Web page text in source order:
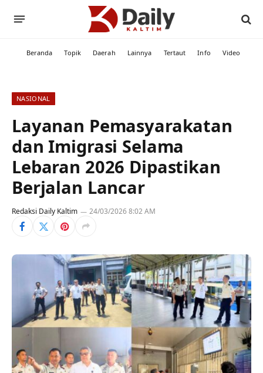
Beranda Topik Daerah Lainnya Tertaut Info Video
NASIONAL
Layanan Pemasyarakatan
dan Imigrasi Selama
Lebaran 2026 Dipastikan
Berjalan Lancar
Redaksi Daily Kaltim 24/03/2026 8:02 AM